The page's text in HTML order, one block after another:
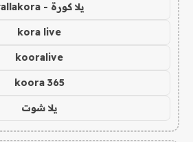
يلا كورة - yallakora
kora live
kooralive
koora 365
يلا شوت